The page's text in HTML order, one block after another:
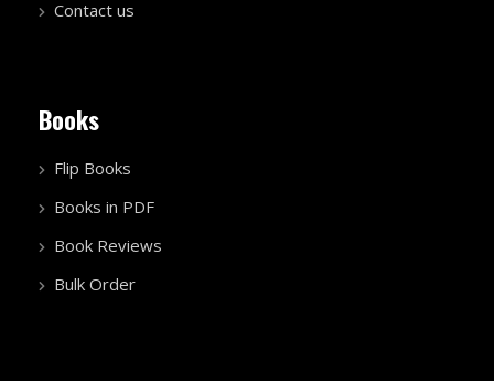
Contact us
Books
Flip Books
Books in PDF
Book Reviews
Bulk Order